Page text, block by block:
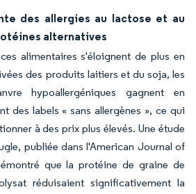
des allergies au lactose et au
alternatives
alimentaires s'éloignent de plus en
des produits laitiers et du soja, les
hypoallergéniques gagnent en
des labels « sans allergènes », ce qui
à des prix plus élevés. Une étude
publiée dans l'American Journal of
que la protéine de graine de
réduisaient significativement la